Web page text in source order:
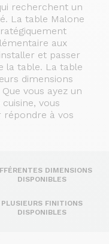
recherchent un
La table Malone
aux
et passer
la table. La table
dimensions
vous ayez un
vous
à vos
DIMENSIONS
DISPONIBLES
PLUSIEURS FINITIONS
DISPONIBLES